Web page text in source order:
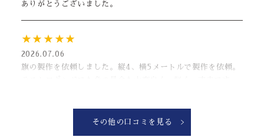
ありがとうございました。
★★★★★
2026.07.06
旗の製作を依頼しました。縦4、横5メートルで製作を依頼。
PS.ポールも一緒に注文するとさらに◎
その他の口コミを見る